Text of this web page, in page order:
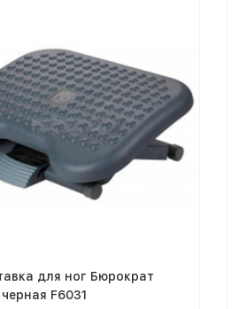
для ног Бюрократ
F6031